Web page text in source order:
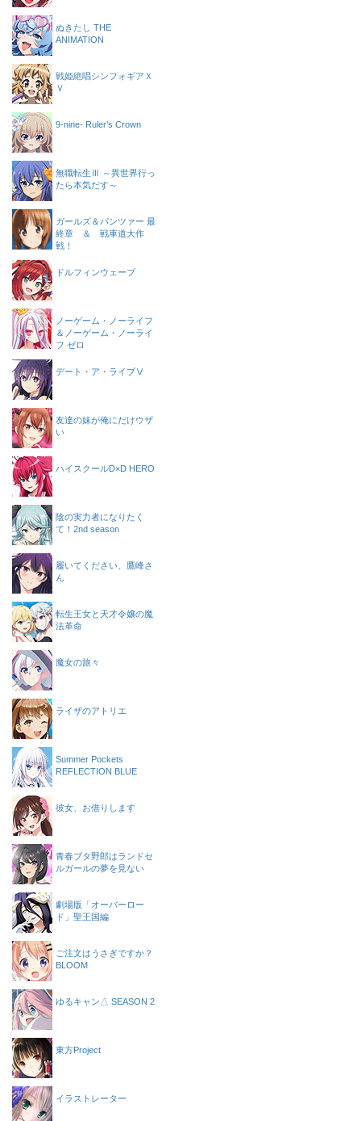
ぬきたし THE
ANIMATION
戦姫絶唱シンフォギアＸ
Ｖ
9-nine- Ruler’s Crown
無職転生Ⅲ ～異世界行っ
たら本気だす～
ガールズ＆パンツァー 最
終章 ＆ 戦車道大作
戦！
ドルフィンウェーブ
ノーゲーム・ノーライフ
＆ノーゲーム・ノーライ
フ ゼロ
デート・ア・ライブⅤ
友達の妹が俺にだけウザ
い
ハイスクールD×D HERO
陰の実力者になりたく
て！2nd season
履いてください、鷹峰さ
ん
転生王女と天才令嬢の魔
法革命
魔女の旅々
ライザのアトリエ
Summer Pockets
REFLECTION BLUE
彼女、お借りします
青春ブタ野郎はランドセ
ルガールの夢を見ない
劇場版「オーバーロー
ド」聖王国編
ご注文はうさぎですか？
BLOOM
ゆるキャン△ SEASON 2
東方Project
イラストレーター